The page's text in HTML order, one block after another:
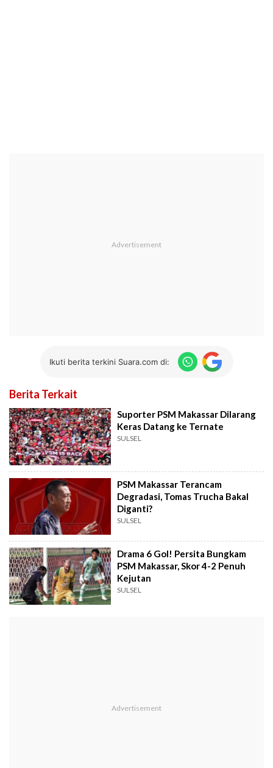
Ikuti berita terkini Suara.com di:
Berita Terkait
Suporter PSM Makassar Dilarang
Keras Datang ke Ternate
SULSEL
PSM Makassar Terancam
Degradasi, Tomas Trucha Bakal
Diganti?
SULSEL
Drama 6 Gol! Persita Bungkam
PSM Makassar, Skor 4-2 Penuh
Kejutan
SULSEL